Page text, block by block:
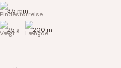
3,5 mm
25 g 200 m